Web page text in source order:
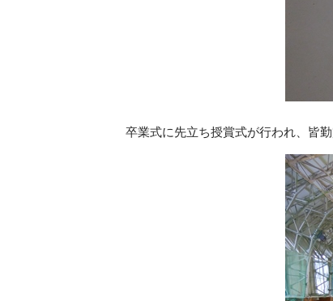
卒業式に先立ち授賞式が行われ、皆